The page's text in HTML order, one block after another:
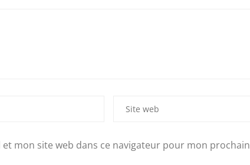
mon site web dans ce navigateur pour mon prochain